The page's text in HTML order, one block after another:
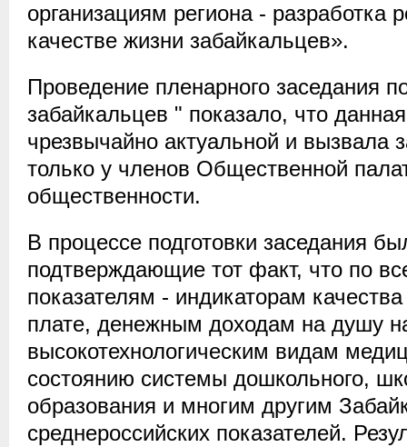
организациям региона - разработка
качестве жизни забайкальцев».
Проведение пленарного заседания
забайкальцев " показало, что
чрезвычайно актуальной и вызвала
только у членов Общественной
общественности.
В процессе подготовки заседания
подтверждающие тот факт, что по
показателям - индикаторам
плате, денежным доходам на душу
высокотехнологическим видам
состоянию системы дошкольного,
образования и многим другим
среднероссийских показателей.